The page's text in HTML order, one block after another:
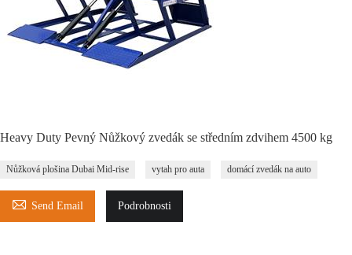
Heavy Duty Pevný Nůžkový zvedák se středním zdvihem 4500 kg
Nůžková plošina Dubai Mid-rise vytah pro auta domácí zvedák na auto
 Send Email Podrobnosti